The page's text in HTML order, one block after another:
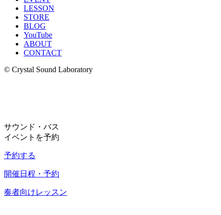
LESSON
STORE
BLOG
YouTube
ABOUT
CONTACT
© Crystal Sound Laboratory
サウンド・バス
イベントを予約
予約する
開催日程・予約
奏者向けレッスン